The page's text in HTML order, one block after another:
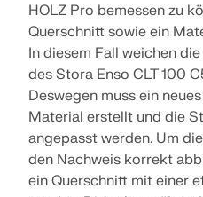
Geo-Zonen-Tool
Der Dlubal-Onlinedienst
schnellen Ermittlung von
Windgeschwindigkeiten
HOLZ Pro bemessen zu
Querschnitt sowie ein
In diesem Fall weichen
des Stora Enso CLT 100
Deswegen muss ein
Material erstellt und die
angepasst werden. Um
den Nachweis korrekt
ein Querschnitt mit einer